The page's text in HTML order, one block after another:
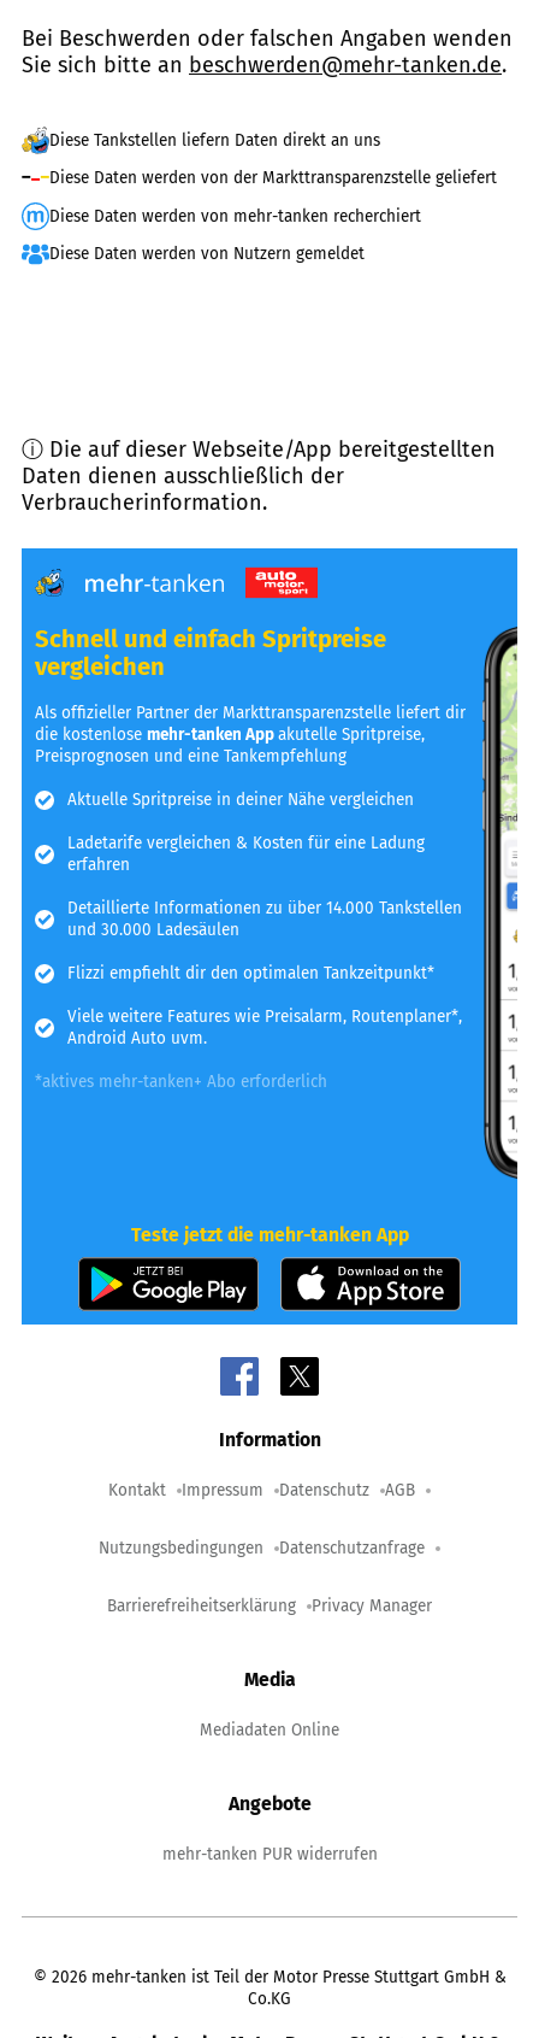
Bei Beschwerden oder falschen Angaben wenden
Sie sich bitte an beschwerden@mehr-tanken.de.
Diese Tankstellen liefern Daten direkt an uns
Diese Daten werden von der Markttransparenzstelle geliefert
Diese Daten werden von mehr-tanken recherchiert
Diese Daten werden von Nutzern gemeldet
ⓘ Die auf dieser Webseite/App bereitgestellten
Daten dienen ausschließlich der
Verbraucherinformation.
Schnell und einfach Spritpreise
vergleichen
Als offizieller Partner der Markttransparenzstelle liefert dir
die kostenlosemehr-tanken Appakutelle Spritpreise,
Preisprognosen und eine Tankempfehlung
Aktuelle Spritpreise in deiner Nähe vergleichen
Ladetarife vergleichen & Kosten für eine Ladung
erfahren
Detaillierte Informationen zu über 14.000 Tankstellen
und 30.000 Ladesäulen
Flizzi empfiehlt dir den optimalen Tankzeitpunkt*
Viele weitere Features wie Preisalarm, Routenplaner*,
Android Auto uvm.
*aktives mehr-tanken+ Abo erforderlich
Teste jetzt die mehr-tanken App
Information
Kontakt Impressum Datenschutz AGB
Nutzungsbedingungen Datenschutzanfrage
Barrierefreiheitserklärung Privacy Manager
Media
Mediadaten Online
Angebote
mehr-tanken PUR widerrufen
© 2026 mehr-tanken ist Teil der Motor Presse Stuttgart GmbH &
Co.KG